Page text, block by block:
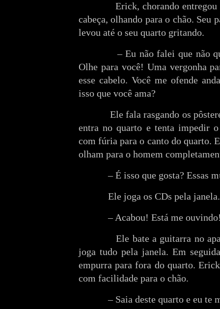
Erick, chorando
cabeça, olhando para o chão. Seu
levou até o seu quarto gritando.
– Eu não falei que não
Olhe para você! Uma vergonha
esse cabelo. Você me ofende
isso que você ama?
Ele fala rasgando os
entra no quarto e tenta impedir
com fúria para o canto do quarto.
olham para o homem
– É isso que gosta? Essas
Ele joga os CDs pela janela.
– Acabou! Está me
Ele bate a guitarra no
joga tudo pela janela. Em
empurra para fora do quarto.
com facilidade para o chão.
– Saia deste quarto e eu te